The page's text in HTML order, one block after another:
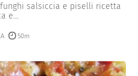
salsiccia e piselli ricetta
e...
50m